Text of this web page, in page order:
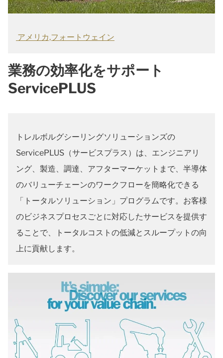
アメリカ,フォートウェイン
業務の効率化をサポート
ServicePLUS
トレルボルグシーリングソリューションズの
ServicePLUS（サービスプラス）は、エンジニアリ
ング、製造、調達、アフターマーケットまで、半導体
のバリューチェーンのワークフローを簡略化できる
「トータルソリューション」プログラムです。お客様
のビジネスプロセスごとに対応したサービスを提供す
ることで、トータルコストの低減とスループットの向
上に貢献します。